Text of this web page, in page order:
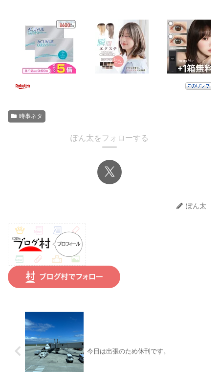
時事ネタ
ぽん太をフォローする
ぽん太
今日は出張のため休刊です。